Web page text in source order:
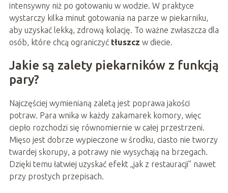
intensywny niż po gotowaniu w wodzie. W praktyce
wystarczy kilka minut gotowania na parze w piekarniku,
aby uzyskać lekką, zdrową kolację. To ważne zwłaszcza dla
osób, które chcą ograniczyć tłuszcz w diecie.
Jakie są zalety piekarników z funkcją
pary?
Najczęściej wymienianą zaletą jest poprawa jakości
potraw. Para wnika w każdy zakamarek komory, więc
ciepło rozchodzi się równomiernie w całej przestrzeni.
Mięso jest dobrze wypieczone w środku, ciasto nie tworzy
twardej skorupy, a potrawy nie wysychają na brzegach.
Dzięki temu łatwiej uzyskać efekt „jak z restauracji” nawet
przy prostych przepisach.